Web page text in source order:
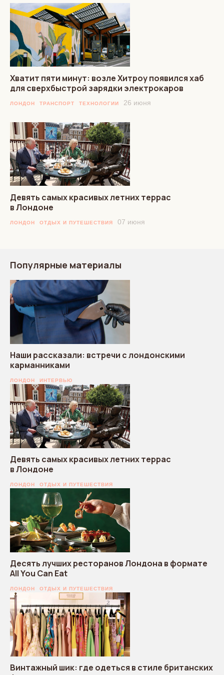
Хватит пяти минут: возле Хитроу появился хаб
для сверхбыстрой зарядки электрокаров
ЛОНДОН ТРАНСПОРТ ТЕХНОЛОГИИ 26 июня
Девять самых красивых летних террас
в Лондоне
ЛОНДОН ОТДЫХ И ПУТЕШЕСТВИЯ 07 июня
Популярные материалы
Наши рассказали: встречи с лондонскими
карманниками
ЛОНДОН ИНТЕРВЬЮ
Девять самых красивых летних террас
в Лондоне
ЛОНДОН ОТДЫХ И ПУТЕШЕСТВИЯ
Десять лучших ресторанов Лондона в формате
All You Can Eat
ЛОНДОН ОТДЫХ И ПУТЕШЕСТВИЯ
Винтажный шик: где одеться в стиле британских